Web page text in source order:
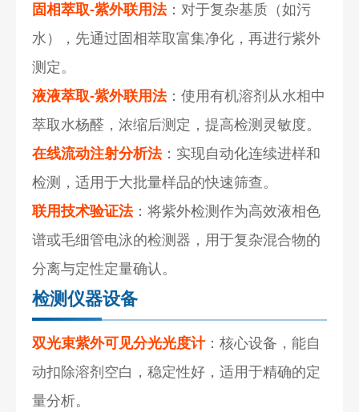
固相萃取-紫外联用法：对于复杂基质（如污
水），先通过固相萃取富集净化，再进行紫外
测定。
液液萃取-紫外联用法：使用有机溶剂从水相中
萃取水杨醛，浓缩后测定，提高检测灵敏度。
在线流动注射分析法：实现自动化连续进样和
检测，适用于大批量样品的快速筛查。
联用技术验证法：将紫外检测作为高效液相色
谱或毛细管电泳的检测器，用于复杂混合物的
分离与定性定量确认。
检测仪器设备
双光束紫外可见分光光度计：核心设备，能自
动扣除溶剂空白，稳定性好，适用于精确的定
量分析。